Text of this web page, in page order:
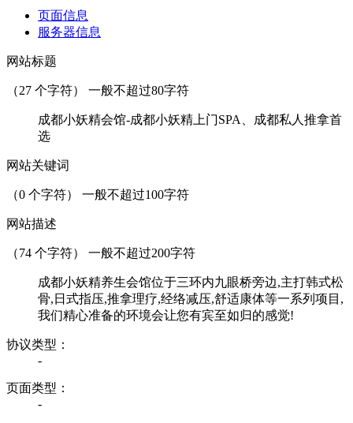
页面信息
服务器信息
网站标题
（27 个字符） 一般不超过80字符
成都小妖精会馆-成都小妖精上门SPA、成都私人推拿首
选
网站关键词
（0 个字符） 一般不超过100字符
网站描述
（74 个字符） 一般不超过200字符
成都小妖精养生会馆位于三环内九眼桥旁边,主打韩式松
骨,日式指压,推拿理疗,经络减压,舒适康体等一系列项目,
我们精心准备的环境会让您有宾至如归的感觉!
协议类型：
-
页面类型：
-